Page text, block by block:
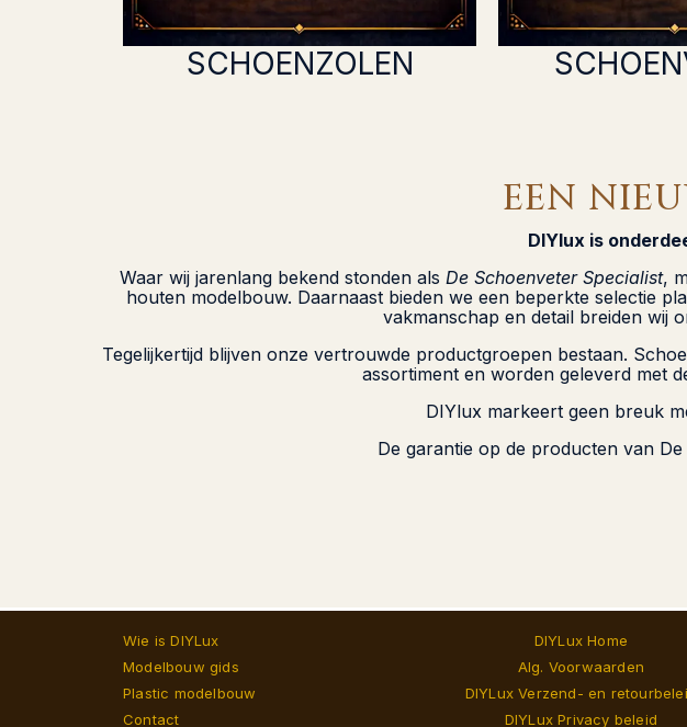
SCHOENZOLEN
EEN
DIYlux is
Waar wij jarenlang bekend stonden als De Schoenveter Specialist,
houten modelbouw. Daarnaast bieden we een beperkte selectie
vakmanschap en detail breiden wij
Tegelijkertijd blijven onze vertrouwde productgroepen bestaan.
assortiment en worden geleverd met
DIYlux markeert geen breuk
De garantie op de producten van
Wie is DIYLux
Modelbouw gids
Plastic modelbouw
Contact
DIYLux Home
Alg. Voorwaarden
DIYLux Verzend- en
DIYLux Privacy beleid